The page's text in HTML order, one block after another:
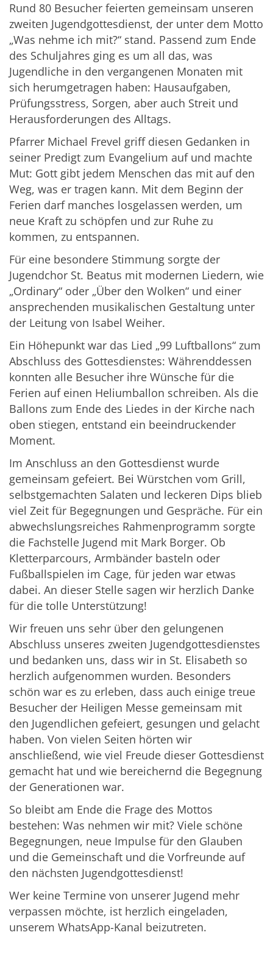
Rund 80 Besucher feierten gemeinsam unseren
zweiten Jugendgottesdienst, der unter dem Motto
„Was nehme ich mit?“ stand. Passend zum Ende
des Schuljahres ging es um all das, was
Jugendliche in den vergangenen Monaten mit
sich herumgetragen haben: Hausaufgaben,
Prüfungsstress, Sorgen, aber auch Streit und
Herausforderungen des Alltags.
Pfarrer Michael Frevel griff diesen Gedanken in
seiner Predigt zum Evangelium auf und machte
Mut: Gott gibt jedem Menschen das mit auf den
Weg, was er tragen kann. Mit dem Beginn der
Ferien darf manches losgelassen werden, um
neue Kraft zu schöpfen und zur Ruhe zu
kommen, zu entspannen.
Für eine besondere Stimmung sorgte der
Jugendchor St. Beatus mit modernen Liedern, wie
„Ordinary“ oder „Über den Wolken“ und einer
ansprechenden musikalischen Gestaltung unter
der Leitung von Isabel Weiher.
Ein Höhepunkt war das Lied „99 Luftballons“ zum
Abschluss des Gottesdienstes: Währenddessen
konnten alle Besucher ihre Wünsche für die
Ferien auf einen Heliumballon schreiben. Als die
Ballons zum Ende des Liedes in der Kirche nach
oben stiegen, entstand ein beeindruckender
Moment.
Im Anschluss an den Gottesdienst wurde
gemeinsam gefeiert. Bei Würstchen vom Grill,
selbstgemachten Salaten und leckeren Dips blieb
viel Zeit für Begegnungen und Gespräche. Für ein
abwechslungsreiches Rahmenprogramm sorgte
die Fachstelle Jugend mit Mark Borger. Ob
Kletterparcours, Armbänder basteln oder
Fußballspielen im Cage, für jeden war etwas
dabei. An dieser Stelle sagen wir herzlich Danke
für die tolle Unterstützung!
Wir freuen uns sehr über den gelungenen
Abschluss unseres zweiten Jugendgottesdienstes
und bedanken uns, dass wir in St. Elisabeth so
herzlich aufgenommen wurden. Besonders
schön war es zu erleben, dass auch einige treue
Besucher der Heiligen Messe gemeinsam mit
den Jugendlichen gefeiert, gesungen und gelacht
haben. Von vielen Seiten hörten wir
anschließend, wie viel Freude dieser Gottesdienst
gemacht hat und wie bereichernd die Begegnung
der Generationen war.
So bleibt am Ende die Frage des Mottos
bestehen: Was nehmen wir mit? Viele schöne
Begegnungen, neue Impulse für den Glauben
und die Gemeinschaft und die Vorfreunde auf
den nächsten Jugendgottesdienst!
Wer keine Termine von unserer Jugend mehr
verpassen möchte, ist herzlich eingeladen,
unserem WhatsApp-Kanal beizutreten.